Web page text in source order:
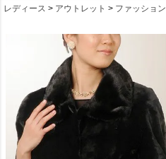
レディース アウトレット ファッション